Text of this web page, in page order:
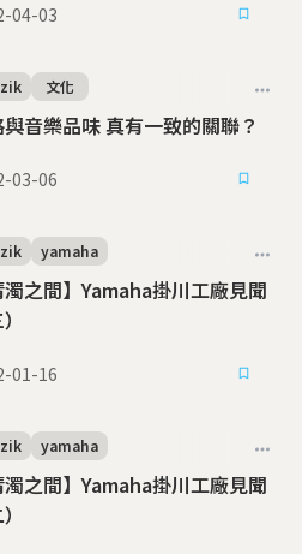
04-03
音樂品味 真有一致的關聯？
文化
03-06
濁之間】Yamaha掛川工廠見聞
yamaha
01-16
濁之間】Yamaha掛川工廠見聞
yamaha